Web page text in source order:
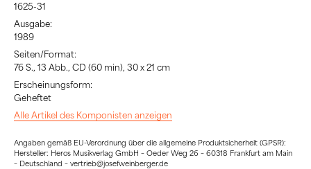
1625-31
Ausgabe:
1989
Seiten/Format:
76 S., 13 Abb., CD (60 min), 30 x 21 cm
Erscheinungsform:
Geheftet
Alle Artikel des Komponisten anzeigen
Angaben gemäß EU-Verordnung über die allgemeine Produktsicherheit (GPSR):
Hersteller: Heros Musikverlag GmbH – Oeder Weg 26 – 60318 Frankfurt am Main
– Deutschland – vertrieb@josefweinberger.de